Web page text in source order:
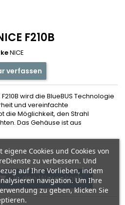
F210B
NICE
verfassen
wird die BlueBUS Technologie
und vereinfachte
die Möglichkeit, den Strahl
Das Gehäuse ist aus
In den Warenkorb
eigene Cookies und Cookies von
zu verbessern. Und
auf Ihre Vorlieben, indem
navigation. Um Ihre
zu geben, klicken Sie